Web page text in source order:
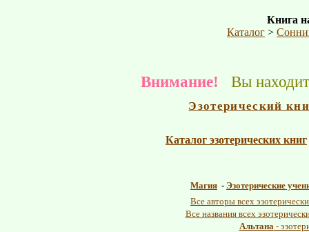
Книга
Каталог >
Внимание! Вы
Эзотерический
Каталог эзотерических книг
Магия - Эзотерические
Все авторы всех
Все названия всех
Альтана-